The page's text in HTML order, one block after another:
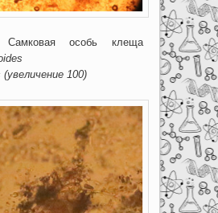
особь клеща
(увеличение 100)